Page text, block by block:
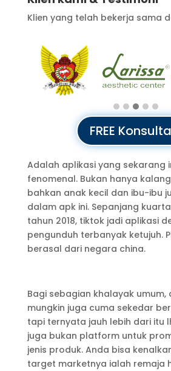
Klien yang telah bekerja sama
FREE
Adalah aplikasi yang sekarang
fenomenal. Bukan hanya
bahkan anak kecil dan ibu-ibu
dalam apk ini. Sepanjang
tahun 2018, tiktok jadi aplikasi
pengunduh terbanyak ketujuh.
berasal dari negara china.
Bagi sebagian khalayak umum,
mungkin juga cuma sekedar
tapi ternyata jauh lebih dari itu
juga bukan platform untuk
jenis produk. Anda bisa
target marketnya ialah remaja